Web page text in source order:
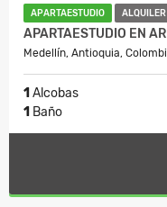
APARTAESTUDIO ALQUILER
APARTAESTUDIO EN
Medellín, Antioquia,
1 Alcobas
1 Baño